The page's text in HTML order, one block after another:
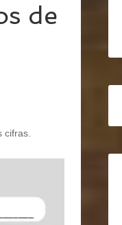
de